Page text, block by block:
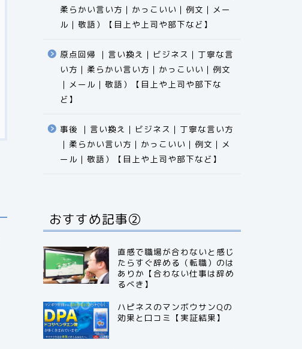
柔らかい言い方｜かっこいい｜例文｜メー
ル｜敬語）【目上や上司や部下など】​​​​​​​​​​​​​​​​
原点回帰 ｜言い換え｜ビジネス｜丁寧な言
い方｜柔らかい言い方｜かっこいい｜例文
｜メール｜敬語）【目上や上司や部下な
ど】​​​​​​​​​​​​​​​​
事後 ｜言い換え｜ビジネス｜丁寧な言い方
｜柔らかい言い方｜かっこいい｜例文｜メ
ール｜敬語）【目上や上司や部下など】​​​​​​​​​​​​​​​​
おすすめ記事②
直感で職場が合わないと感じ
たらすぐ辞める（転職）のは
ありか【合わない仕事は辞め
るべき】
ハピネスのマンボウサンQの
効果と口コミ【実証結果】